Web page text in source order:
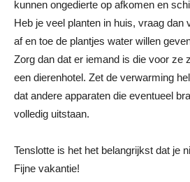
kunnen ongedierte op afkomen en
Heb je veel planten in huis, vraag dan
af en toe de plantjes water willen
Zorg dan dat er iemand is die voor ze
een dierenhotel. Zet de verwarming
dat andere apparaten die eventueel
volledig uitstaan.
Tenslotte is het het belangrijkst dat je
Fijne vakantie!